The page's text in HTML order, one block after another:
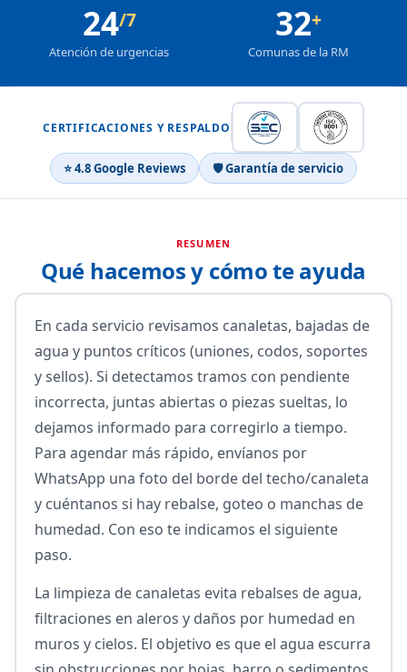
24/7
Atención de urgencias
32+
Comunas de la RM
CERTIFICACIONES Y RESPALDO
⭐ 4.8 Google Reviews 🛡 Garantía de servicio
RESUMEN
Qué hacemos y cómo te ayuda
En cada servicio revisamos canaletas, bajadas de
agua y puntos críticos (uniones, codos, soportes
y sellos). Si detectamos tramos con pendiente
incorrecta, juntas abiertas o piezas sueltas, lo
dejamos informado para corregirlo a tiempo.
Para agendar más rápido, envíanos por
WhatsApp una foto del borde del techo/canaleta
y cuéntanos si hay rebalse, goteo o manchas de
humedad. Con eso te indicamos el siguiente
paso.
La limpieza de canaletas evita rebalses de agua,
filtraciones en aleros y daños por humedad en
muros y cielos. El objetivo es que el agua escurra